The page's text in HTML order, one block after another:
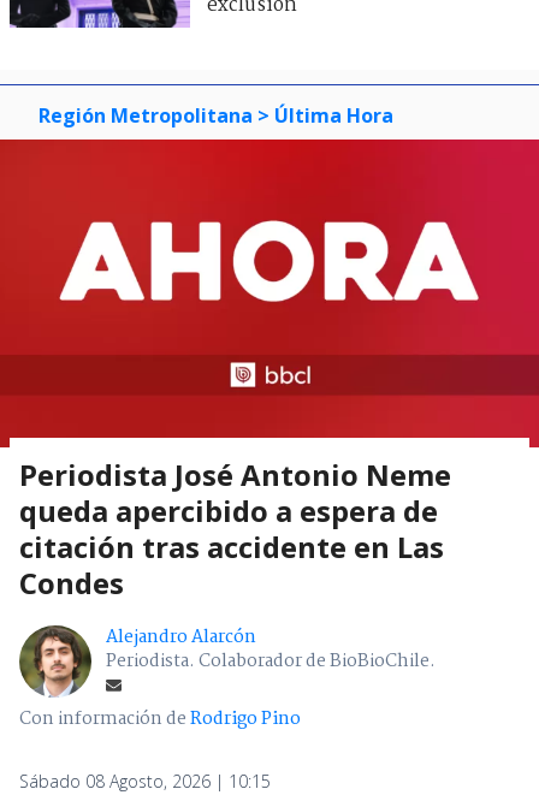
Región Metropolitana > Última Hora
Periodista José Antonio Neme
queda apercibido a espera de
citación tras accidente en Las
Condes
Alejandro Alarcón
Periodista. Colaborador de BioBioChile.
Con información deRodrigo Pino
Sábado 08 Agosto, 2026 | 10:15